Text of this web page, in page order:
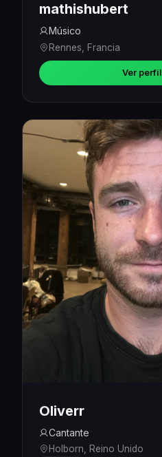
mathishubert
Músico
Rennes, Francia
Ver perfil
Oliverr
Cantante
Holborn, Reino Unido